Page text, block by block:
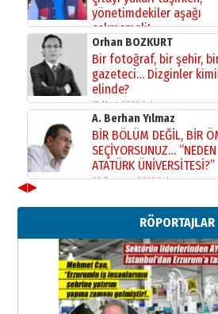
yönetimdekiler aşağı
çekmemeli!
17 Şubat 2026 SalıOrhan BOZKURT
Bir fotoğraf, bir şehir,
gazeteci… Dizginler
elinde?
31 Mart 2026 Salı
A. Berhan Yılmaz
BİR BÖLÜM DEĞİL, BİR
SEÇİYORSUNUZ… “NEDEN
ATATÜRK ÜNİVERSİTESİ?”
28 Temmuz 2026 Salı
Ahmed Yesevi’den bir
”Reisimiz” idi… Hakka
26 Mart 2026 Perşembe
Cem Bakırcı
Ardında bıraktığı
gönül adamı Faruk
◀▶
RÖPORTAJLAR